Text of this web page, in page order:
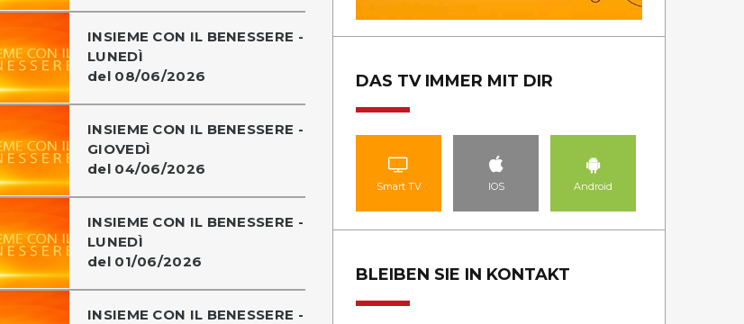
INSIEME CON IL BENESSERE -
LUNEDÌ
del 08/06/2026
INSIEME CON IL BENESSERE -
GIOVEDÌ
del 04/06/2026
INSIEME CON IL BENESSERE -
LUNEDÌ
del 01/06/2026
INSIEME CON IL BENESSERE -
DAS TV IMMER MIT DIR
Smart TV IOS Android
BLEIBEN SIE IN KONTAKT